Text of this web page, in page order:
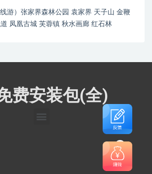
游）张家界森林公园 袁家界 天子山 金鞭
凤凰古城 芙蓉镇 秋水画廊 红石林
费安装包(全)